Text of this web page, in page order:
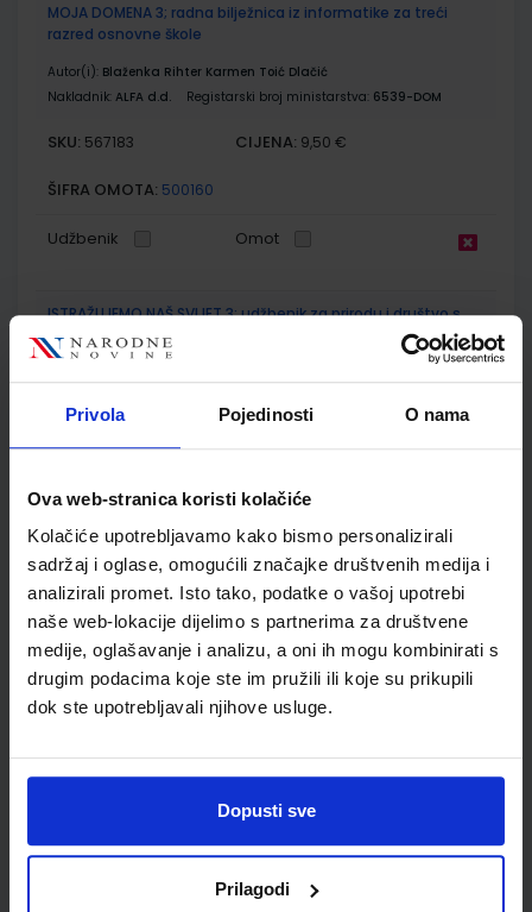
Privola Pojedinosti O nama
Ova web-stranica koristi kolačiće
Kolačiće upotrebljavamo kako bismo personalizirali
sadržaj i oglase, omogućili značajke društvenih medija i
analizirali promet. Isto tako, podatke o vašoj upotrebi
naše web-lokacije dijelimo s partnerima za društvene
medije, oglašavanje i analizu, a oni ih mogu kombinirati s
drugim podacima koje ste im pružili ili koje su prikupili
dok ste upotrebljavali njihove usluge.
Dopusti sve
Prilagodi
MOJA DOMENA 3; radna bilježnica iz informatike za treći
razred osnovne škole
Autor(i): Blaženka Rihter Karmen Toić Dlačić
Nakladnik: ALFA d.d. Registarski broj ministarstva: 6539-DOM
SKU: 567183 CIJENA: 9,50 €
ŠIFRA OMOTA: 500160
Udžbenik Omot
ISTRAŽUJEMO NAŠ SVIJET 3; udžbenik za prirodu i društvo s
dodatnim digitalnim sadržajima u trećem razredu osnovne
škole
Nakladnik:ŠKOLSKA KNJIGA d.d. Registarski broj ministarstva:7035
ŠIFRA OMOTA: 500239
Udžbenik Omot
ISTRAŽUJEMO NAŠ SVIJET 3; radna bilježnica za prirodu i
društvo u trećem razredu osnovne škole
Nakladnik:
ŠKOLSKA KNJIGA d.d.
Registarski broj ministarstva:
SKU:567198 CIJENA:11,00 €
Omot